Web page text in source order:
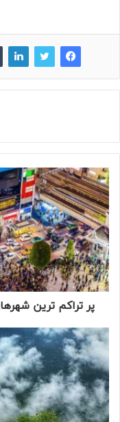
پر تراکم ترین